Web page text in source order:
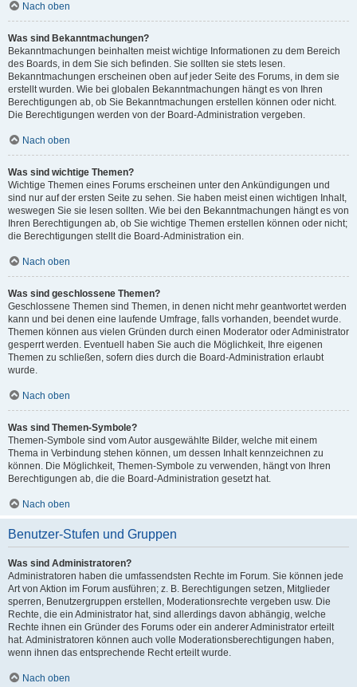
Nach oben
Was sind Bekanntmachungen?
Bekanntmachungen beinhalten meist wichtige Informationen zu dem Bereich
des Boards, in dem Sie sich befinden. Sie sollten sie stets lesen.
Bekanntmachungen erscheinen oben auf jeder Seite des Forums, in dem sie
erstellt wurden. Wie bei globalen Bekanntmachungen hängt es von Ihren
Berechtigungen ab, ob Sie Bekanntmachungen erstellen können oder nicht.
Die Berechtigungen werden von der Board-Administration vergeben.
Nach oben
Was sind wichtige Themen?
Wichtige Themen eines Forums erscheinen unter den Ankündigungen und
sind nur auf der ersten Seite zu sehen. Sie haben meist einen wichtigen Inhalt,
weswegen Sie sie lesen sollten. Wie bei den Bekanntmachungen hängt es von
Ihren Berechtigungen ab, ob Sie wichtige Themen erstellen können oder nicht;
die Berechtigungen stellt die Board-Administration ein.
Nach oben
Was sind geschlossene Themen?
Geschlossene Themen sind Themen, in denen nicht mehr geantwortet werden
kann und bei denen eine laufende Umfrage, falls vorhanden, beendet wurde.
Themen können aus vielen Gründen durch einen Moderator oder Administrator
gesperrt werden. Eventuell haben Sie auch die Möglichkeit, Ihre eigenen
Themen zu schließen, sofern dies durch die Board-Administration erlaubt
wurde.
Nach oben
Was sind Themen-Symbole?
Themen-Symbole sind vom Autor ausgewählte Bilder, welche mit einem
Thema in Verbindung stehen können, um dessen Inhalt kennzeichnen zu
können. Die Möglichkeit, Themen-Symbole zu verwenden, hängt von Ihren
Berechtigungen ab, die die Board-Administration gesetzt hat.
Nach oben
Benutzer-Stufen und Gruppen
Was sind Administratoren?
Administratoren haben die umfassendsten Rechte im Forum. Sie können jede
Art von Aktion im Forum ausführen; z. B. Berechtigungen setzen, Mitglieder
sperren, Benutzergruppen erstellen, Moderationsrechte vergeben usw. Die
Rechte, die ein Administrator hat, sind allerdings davon abhängig, welche
Rechte ihnen ein Gründer des Forums oder ein anderer Administrator erteilt
hat. Administratoren können auch volle Moderationsberechtigungen haben,
wenn ihnen das entsprechende Recht erteilt wurde.
Nach oben